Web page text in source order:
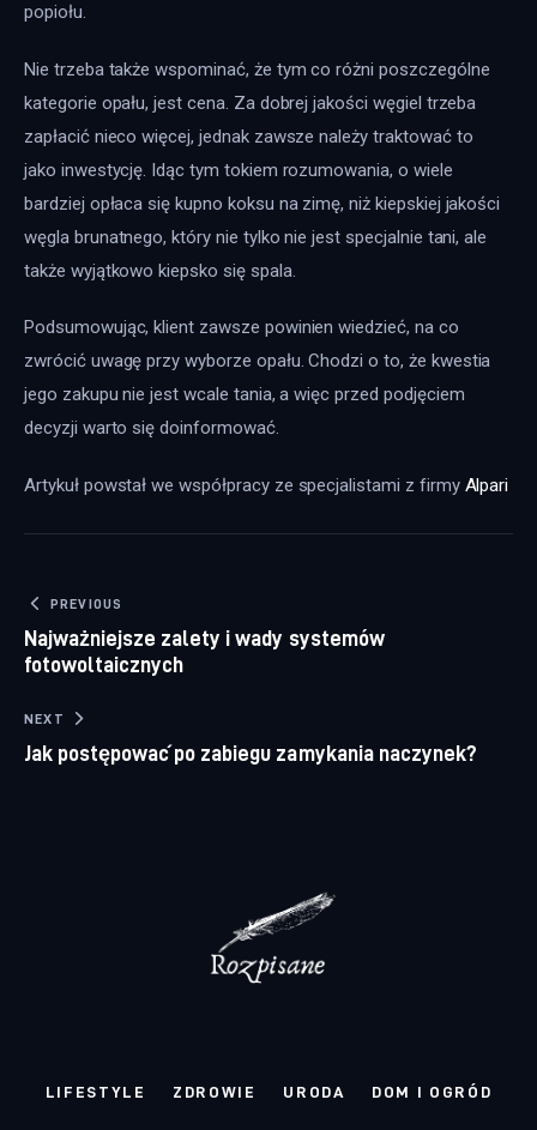
popiołu.
Nie trzeba także wspominać, że tym co różni poszczególne
kategorie opału, jest cena. Za dobrej jakości węgiel trzeba
zapłacić nieco więcej, jednak zawsze należy traktować to
jako inwestycję. Idąc tym tokiem rozumowania, o wiele
bardziej opłaca się kupno koksu na zimę, niż kiepskiej jakości
węgla brunatnego, który nie tylko nie jest specjalnie tani, ale
także wyjątkowo kiepsko się spala.
Podsumowując, klient zawsze powinien wiedzieć, na co
zwrócić uwagę przy wyborze opału. Chodzi o to, że kwestia
jego zakupu nie jest wcale tania, a więc przed podjęciem
decyzji warto się doinformować.
Artykuł powstał we współpracy ze specjalistami z firmy Alpari
Nawigacja wpisu
PREVIOUS
Najważniejsze zalety i wady systemów
fotowoltaicznych
NEXT
Jak postępować po zabiegu zamykania naczynek?
LIFESTYLE ZDROWIE URODA DOM I OGRÓD